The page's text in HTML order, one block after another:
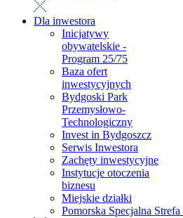
Dla inwestora
Inicjatywy
obywatelskie -
Program 25/75
Baza ofert
inwestycyjnych
Bydgoski Park
Przemysłowo-
Technologiczny
Invest in Bydgoszcz
Serwis Inwestora
Zachęty inwestycyjne
Instytucje otoczenia
biznesu
Miejskie działki
Pomorska Specjalna